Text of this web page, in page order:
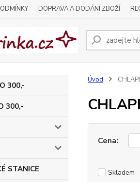
DOPRAVA A DODÁNÍ ZBOŽÍ
300,-
300,-
STANICE
Úvod
Cena:
Skladem